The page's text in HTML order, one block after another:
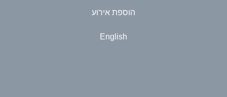
הוספת אירוע
English